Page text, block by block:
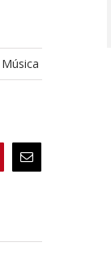
Música
PinterestCorreo
electrónico